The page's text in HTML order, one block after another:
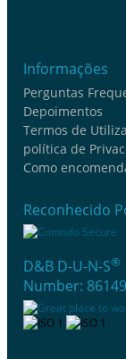
Informações
Perguntas
Depoimentos
Termos de
política de
Como
Reconhecido
D&B D-U-N-S®
Number: